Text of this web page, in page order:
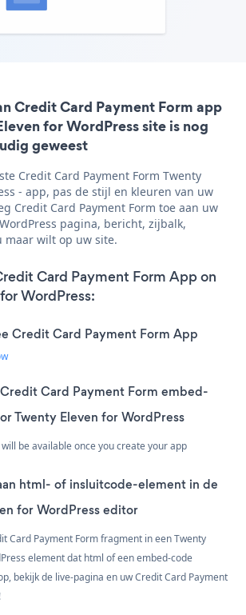
Credit Card Payment Form app
for WordPress site is nog
geweest
Credit Card Payment Form Twenty
- app, pas de stijl en kleuren van uw
Credit Card Payment Form toe aan uw
pagina, bericht, zijbalk,
maar wilt op uw site.
Card Payment Form App on
WordPress:
Credit Card Payment Form App
Card Payment Form embed-
Twenty Eleven for WordPress
be available once you create your app
html- of insluitcode-element in de
for WordPress editor
Card Payment Form fragment in een Twenty
element dat html of een embed-code
bekijk de live-pagina en uw Credit Card Payment